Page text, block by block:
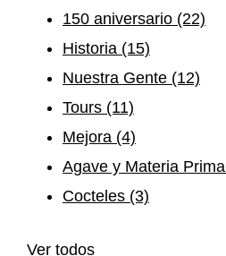
150 aniversario (22)
Historia (15)
Nuestra Gente (12)
Tours (11)
Mejora (4)
Agave y Materia Prima
Cocteles (3)
Ver todos